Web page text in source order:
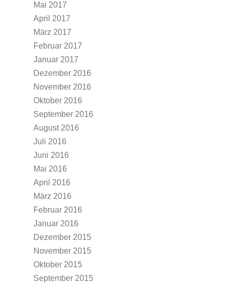
Mai 2017
April 2017
März 2017
Februar 2017
Januar 2017
Dezember 2016
November 2016
Oktober 2016
September 2016
August 2016
Juli 2016
Juni 2016
Mai 2016
April 2016
März 2016
Februar 2016
Januar 2016
Dezember 2015
November 2015
Oktober 2015
September 2015